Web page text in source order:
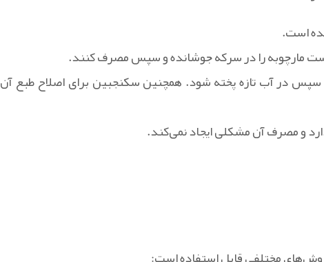
است.
است مارچوبه را در سرکه جوشانده و سپس مصرف کنند.
سپس در آب تازه پخته شود. همچنین سکنجبین برای اصلاح طبع آن
و مصرف آن مشکلی ایجاد نمی‌کند.